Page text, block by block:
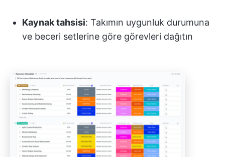
Kaynak tahsisi: Takımın uygunluk durumuna
ve beceri setlerine göre görevleri dağıtın